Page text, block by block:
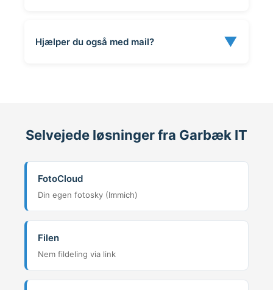
Hjælper du også med mail? ▼
Selvejede løsninger fra Garbæk IT
FotoCloud
Din egen fotosky (Immich)
Filen
Nem fildeling via link